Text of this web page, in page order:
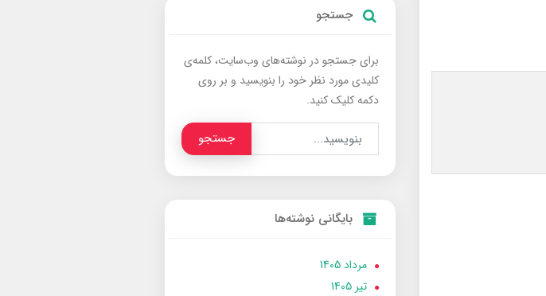
جستجو
برای جستجو در نوشته‌های وب‌سایت، کلمه‌ی
کلیدی مورد نظر خود را بنویسید و بر روی
دکمه کلیک کنید.
جستجو
بایگانی نوشته‌ها
مرداد 1405
تير 1405